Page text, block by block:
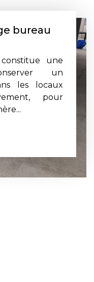
bureau
une
un
les locaux
pour